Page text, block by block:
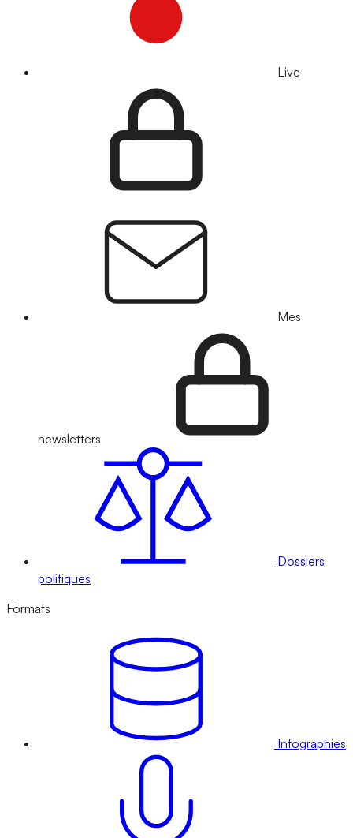
Live
Mes
newsletters
Dossiers
politiques
Formats
Infographies